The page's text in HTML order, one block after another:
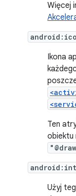
Więcej
Ikona
Ten
obiektu
Użyj